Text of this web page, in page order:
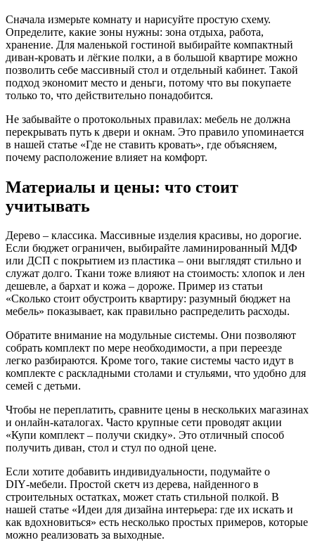
Сначала измерьте комнату и нарисуйте простую схему.
Определите, какие зоны нужны: зона отдыха, работа,
хранение. Для маленькой гостиной выбирайте компактный
диван‑кровать и лёгкие полки, а в большой квартире можно
позволить себе массивный стол и отдельный кабинет. Такой
подход экономит место и деньги, потому что вы покупаете
только то, что действительно понадобится.
Не забывайте о протокольных правилах: мебель не должна
перекрывать путь к двери и окнам. Это правило упоминается
в нашей статье «Где не ставить кровать», где объясняем,
почему расположение влияет на комфорт.
Материалы и цены: что стоит
учитывать
Дерево – классика. Массивные изделия красивы, но дорогие.
Если бюджет ограничен, выбирайте ламинированный МДФ
или ДСП с покрытием из пластика – они выглядят стильно и
служат долго. Ткани тоже влияют на стоимость: хлопок и лен
дешевле, а бархат и кожа – дороже. Пример из статьи
«Сколько стоит обустроить квартиру: разумный бюджет на
мебель» показывает, как правильно распределить расходы.
Обратите внимание на модульные системы. Они позволяют
собрать комплект по мере необходимости, а при переезде
легко разбираются. Кроме того, такие системы часто идут в
комплекте с раскладными столами и стульями, что удобно для
семей с детьми.
Чтобы не переплатить, сравните цены в нескольких магазинах
и онлайн‑каталогах. Часто крупные сети проводят акции
«Купи комплект – получи скидку». Это отличный способ
получить диван, стол и стул по одной цене.
Если хотите добавить индивидуальности, подумайте о
DIY‑мебели. Простой скетч из дерева, найденного в
строительных остатках, может стать стильной полкой. В
нашей статье «Идеи для дизайна интерьера: где их искать и
как вдохновиться» есть несколько простых примеров, которые
можно реализовать за выходные.